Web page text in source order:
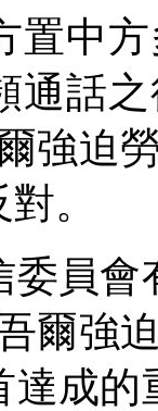
中方
通話
強迫
。
員會
爾強
達成